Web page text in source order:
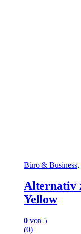
Büro & Business,
Alternativ
Yellow
0 von 5
(0)